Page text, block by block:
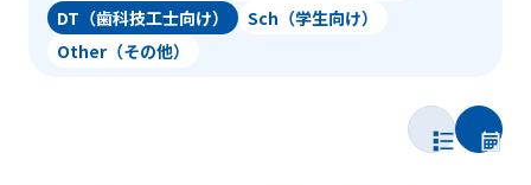
DT（歯科技工士向け）
Sch（学生向け）
Other（その他）